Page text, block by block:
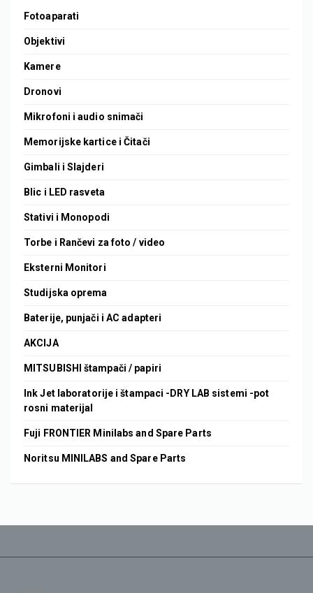
Fotoaparati
Objektivi
Kamere
Dronovi
Mikrofoni i audio snimači
Memorijske kartice i Čitači
Gimbali i Slajderi
Blic i LED rasveta
Stativi i Monopodi
Torbe i Rančevi za foto / video
Eksterni Monitori
Studijska oprema
Baterije, punjači i AC adapteri
AKCIJA
MITSUBISHI štampači / papiri
Ink Jet laboratorije i štampaci -DRY LAB sistemi -pot
rosni materijal
Fuji FRONTIER Minilabs and Spare Parts
Noritsu MINILABS and Spare Parts